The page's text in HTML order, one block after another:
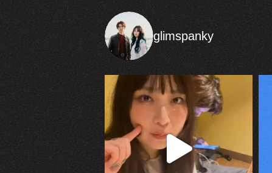
glimspanky